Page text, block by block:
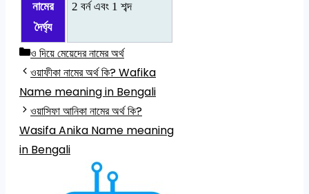
নামের
দৈর্ঘ্য
2 বর্ন এবং 1 শব্দ
Categories
ও দিয়ে মেয়েদের নামের অর্থ
ওয়াফীকা নামের অর্থ কি? Wafika
Name meaning in Bengali
ওয়াসিফা আনিকা নামের অর্থ কি?
Wasifa Anika Name meaning
in Bengali